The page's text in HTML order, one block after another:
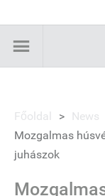
Főoldal > News
Mozgalmas
juhászok